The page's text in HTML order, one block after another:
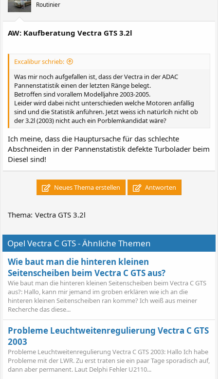
Routinier
AW: Kaufberatung Vectra GTS 3.2l
Excalibur schrieb:
Was mir noch aufgefallen ist, dass der Vectra in der ADAC
Pannenstatistik einen der letzten Ränge belegt.
Betroffen sind vorallem Modelljahre 2003-2005.
Leider wird dabei nicht unterschieden welche Motoren anfällig
sind und die Statistik anführen. Jetzt weiss ich natürlcih nicht ob
der 3.2l (2003) nicht auch ein Porblemkandidat wäre?
Ich meine, dass die Hauptursache für das schlechte
Abschneiden in der Pannenstatistik defekte Turbolader beim
Diesel sind!
Neues Thema erstellen Antworten
Thema: Vectra GTS 3.2l
Opel Vectra C GTS - Ähnliche Themen
Wie baut man die hinteren kleinen
Seitenscheiben beim Vectra C GTS aus?
Wie baut man die hinteren kleinen Seitenscheiben beim Vectra C GTS
aus?: Hallo, kann mir jemand im groben erklären wie ich an die
hinteren kleinen Seitenscheiben ran komme? Ich weiß aus meiner
Recherche das diese...
Probleme Leuchtweitenregulierung Vectra C GTS
2003
Probleme Leuchtweitenregulierung Vectra C GTS 2003: Hallo Ich habe
Probleme mit der LWR. Zu erst traten sie ein paar Tage sporadisch auf,
dann aber permanent. Laut Delphi Fehler U2110...